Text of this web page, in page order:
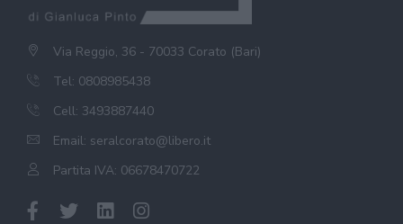
Via Reggio, 36 - 70033 Corato (Bari)
Tel: 0808985438
Cell: 3493887440
Email: seralcorato@libero.it
Partita IVA: 06678470722